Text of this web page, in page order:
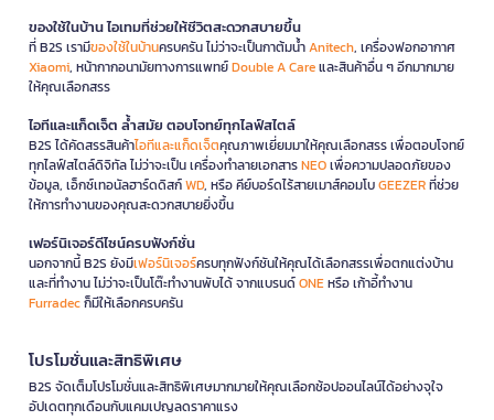
ของใช้ในบ้าน ไอเทมที่ช่วยให้ชีวิตสะดวกสบายขึ้น
ที่ B2S เรามีของใช้ในบ้านครบครัน ไม่ว่าจะเป็นกาต้มน้ำAnitech, เครื่องฟอกอากาศ
Xiaomi, หน้ากากอนามัยทางการแพทย์Double A Careและสินค้าอื่น ๆ อีกมากมาย
ให้คุณเลือกสรร
ไอทีและแก็ดเจ็ต ล้ำสมัย ตอบโจทย์ทุกไลฟ์สไตล์
B2S ได้คัดสรรสินค้าไอทีและแก็ดเจ็ตคุณภาพเยี่ยมมาให้คุณเลือกสรร เพื่อตอบโจทย์
ทุกไลฟ์สไตล์ดิจิทัล ไม่ว่าจะเป็น เครื่องทำลายเอกสารNEOเพื่อความปลอดภัยของ
ข้อมูล, เอ็กซ์เทอนัลฮาร์ดดิสก์WD, หรือ คีย์บอร์ดไร้สายเมาส์คอมโบGEEZERที่ช่วย
ให้การทำงานของคุณสะดวกสบายยิ่งขึ้น
เฟอร์นิเจอร์ดีไซน์ครบฟังก์ชั่น
นอกจากนี้ B2S ยังมีเฟอร์นิเจอร์ครบทุกฟังก์ชันให้คุณได้เลือกสรรเพื่อตกแต่งบ้าน
และที่ทำงาน ไม่ว่าจะเป็นโต๊ะทำงานพับได้ จากแบรนด์ONEหรือ เก้าอี้ทำงาน
Furradecก็มีให้เลือกครบครัน
โปรโมชั่นและสิทธิพิเศษ
B2S จัดเต็มโปรโมชั่นและสิทธิพิเศษมากมายให้คุณเลือกช้อปออนไลน์ได้อย่างจุใจ
อัปเดตทุกเดือนกับแคมเปญลดราคาแรง